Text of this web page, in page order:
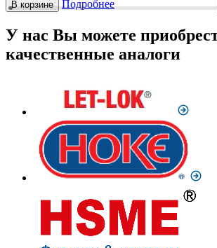
В корзине Подробнее
У нас Вы можете
качественные аналоги